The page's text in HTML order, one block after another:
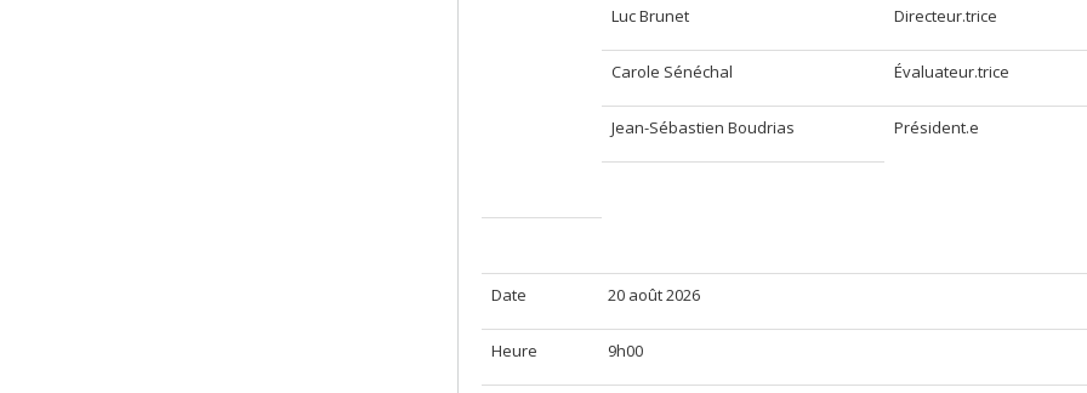
Luc Brunet Directeur.trice
Carole Sénéchal Évaluateur.trice
Jean-Sébastien Boudrias Président.e
Date 20 août 2026
Heure 9h00